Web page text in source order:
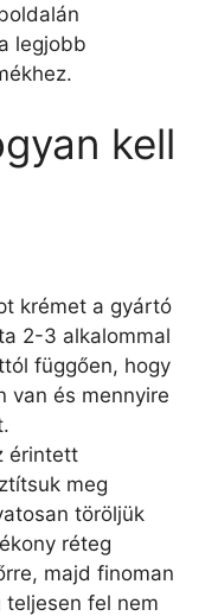
legjobb
kell
krémet a gyártó
2-3 alkalommal
függően, hogy
van és mennyire
érintett
meg
töröljük
réteg
majd finoman
teljesen fel nem